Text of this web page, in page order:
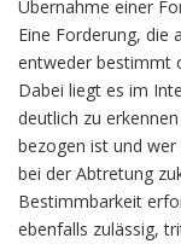
Übernahme einer
Eine Forderung, die
entweder bestimmt
Dabei liegt es im
deutlich zu
bezogen ist und
bei der Abtretung
Bestimmbarkeit
ebenfalls zulässig,